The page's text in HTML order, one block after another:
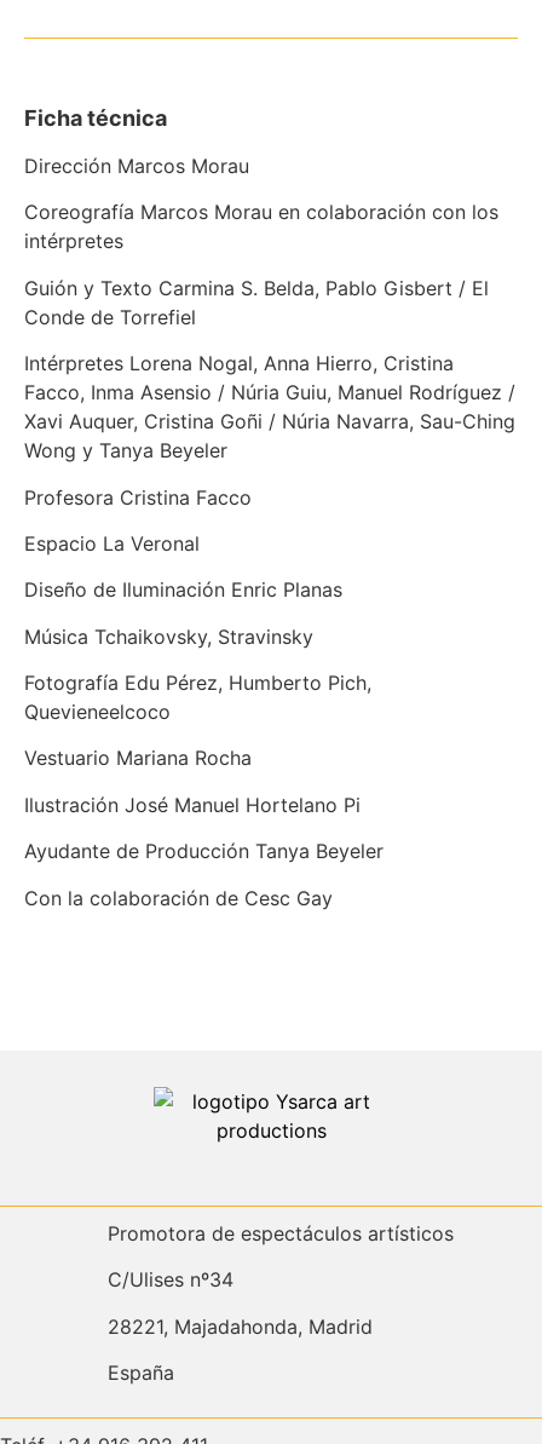
Ficha técnica
Dirección Marcos Morau
Coreografía Marcos Morau en colaboración con los
intérpretes
Guión y Texto Carmina S. Belda, Pablo Gisbert / El
Conde de Torrefiel
Intérpretes Lorena Nogal, Anna Hierro, Cristina
Facco, Inma Asensio / Núria Guiu, Manuel Rodríguez /
Xavi Auquer, Cristina Goñi / Núria Navarra, Sau-Ching
Wong y Tanya Beyeler
Profesora Cristina Facco
Espacio La Veronal
Diseño de Iluminación Enric Planas
Música Tchaikovsky, Stravinsky
Fotografía Edu Pérez, Humberto Pich,
Quevieneelcoco
Vestuario Mariana Rocha
Ilustración José Manuel Hortelano Pi
Ayudante de Producción Tanya Beyeler
Con la colaboración de Cesc Gay
Promotora de espectáculos artísticos
C/Ulises nº34
28221, Majadahonda, Madrid
España